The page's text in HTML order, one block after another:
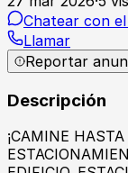
Chatear con
Llamar
Reportar
Descripción
¡CAMINE